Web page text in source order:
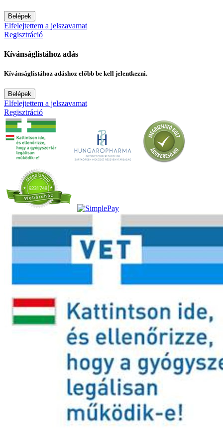
Belépek
Elfelejtettem a jelszavamat
Regisztráció
Kívánságlistához adás
Kívánságlistához adáshoz előbb be kell jelentkezni.
Belépek
Elfelejtettem a jelszavamat
Regisztráció